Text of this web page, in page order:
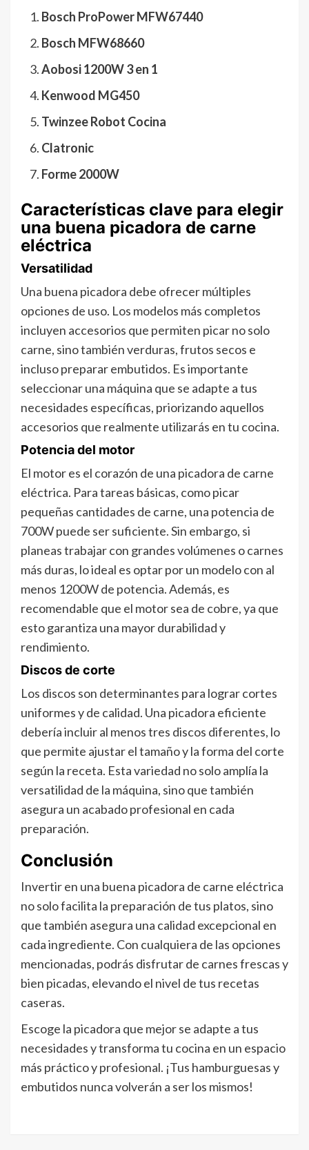
Bosch ProPower MFW67440
Bosch MFW68660
Aobosi 1200W 3 en 1
Kenwood MG450
Twinzee Robot Cocina
Clatronic
Forme 2000W
Características clave para elegir
una buena picadora de carne
eléctrica
Versatilidad
Una buena picadora debe ofrecer múltiples
opciones de uso. Los modelos más completos
incluyen accesorios que permiten picar no solo
carne, sino también verduras, frutos secos e
incluso preparar embutidos. Es importante
seleccionar una máquina que se adapte a tus
necesidades específicas, priorizando aquellos
accesorios que realmente utilizarás en tu cocina.
Potencia del motor
El motor es el corazón de una picadora de carne
eléctrica. Para tareas básicas, como picar
pequeñas cantidades de carne, una potencia de
700W puede ser suficiente. Sin embargo, si
planeas trabajar con grandes volúmenes o carnes
más duras, lo ideal es optar por un modelo con al
menos 1200W de potencia. Además, es
recomendable que el motor sea de cobre, ya que
esto garantiza una mayor durabilidad y
rendimiento.
Discos de corte
Los discos son determinantes para lograr cortes
uniformes y de calidad. Una picadora eficiente
debería incluir al menos tres discos diferentes, lo
que permite ajustar el tamaño y la forma del corte
según la receta. Esta variedad no solo amplía la
versatilidad de la máquina, sino que también
asegura un acabado profesional en cada
preparación.
Conclusión
Invertir en una buena picadora de carne eléctrica
no solo facilita la preparación de tus platos, sino
que también asegura una calidad excepcional en
cada ingrediente. Con cualquiera de las opciones
mencionadas, podrás disfrutar de carnes frescas y
bien picadas, elevando el nivel de tus recetas
caseras.
Escoge la picadora que mejor se adapte a tus
necesidades y transforma tu cocina en un espacio
más práctico y profesional. ¡Tus hamburguesas y
embutidos nunca volverán a ser los mismos!